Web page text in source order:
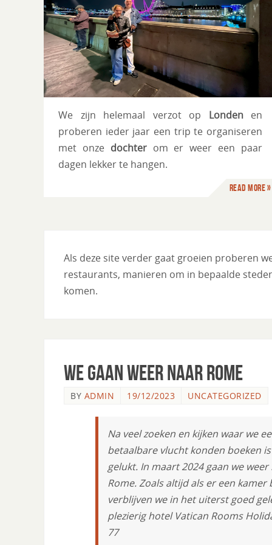
We zijn helemaal verzot op Londenen
proberen ieder jaar een trip te organiseren
met onze dochterom er weer een paar
dagen lekker te hangen.
Read more »
Rome
Als deze site verder gaat groeien proberen
restaurants, manieren om in bepaalde
komen.
We gaan weer naar Rome
BY ADMIN 19/12/2023 UNCATEGORIZED
Na veel zoeken en kijken waar we
betaalbare vlucht konden boeken
gelukt. In maart 2024 gaan we
Rome. Zoals altijd als er een kamer
verblijven we in het uiterst goed
plezierig hotel Vatican Rooms
77